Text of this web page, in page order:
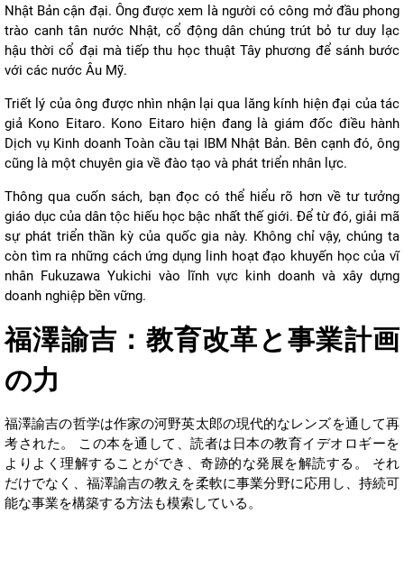
Nhật Bản cận đại. Ông được xem là người có công mở đầu phong
trào canh tân nước Nhật, cổ động dân chúng trút bỏ tư duy lạc
hậu thời cổ đại mà tiếp thu học thuật Tây phương để sánh bước
với các nước Âu Mỹ.
Triết lý của ông được nhìn nhận lại qua lăng kính hiện đại của tác
giả Kono Eitaro. Kono Eitaro hiện đang là giám đốc điều hành
Dịch vụ Kinh doanh Toàn cầu tại IBM Nhật Bản. Bên cạnh đó, ông
cũng là một chuyên gia về đào tạo và phát triển nhân lực.
Thông qua cuốn sách, bạn đọc có thể hiểu rõ hơn về tư tưởng
giáo dục của dân tộc hiếu học bậc nhất thế giới. Để từ đó, giải mã
sự phát triển thần kỳ của quốc gia này. Không chỉ vậy, chúng ta
còn tìm ra những cách ứng dụng linh hoạt đạo khuyến học của vĩ
nhân Fukuzawa Yukichi vào lĩnh vực kinh doanh và xây dựng
doanh nghiệp bền vững.
福澤諭吉：教育改革と事業計画
の力
福澤諭吉の哲学は作家の河野英太郎の現代的なレンズを通して再
考された。 この本を通して、読者は日本の教育イデオロギーを
よりよく理解することができ、奇跡的な発展を解読する。 それ
だけでなく、福澤諭吉の教えを柔軟に事業分野に応用し、持続可
能な事業を構築する方法も模索している。